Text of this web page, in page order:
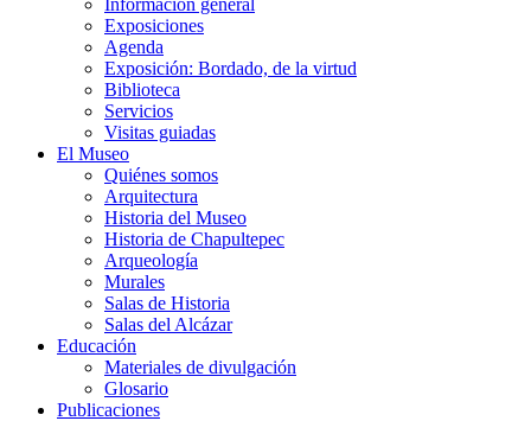
Información general
Exposiciones
Agenda
Exposición: Bordado, de la virtud
Biblioteca
Servicios
Visitas guiadas
El Museo
Quiénes somos
Arquitectura
Historia del Museo
Historia de Chapultepec
Arqueología
Murales
Salas de Historia
Salas del Alcázar
Educación
Materiales de divulgación
Glosario
Publicaciones